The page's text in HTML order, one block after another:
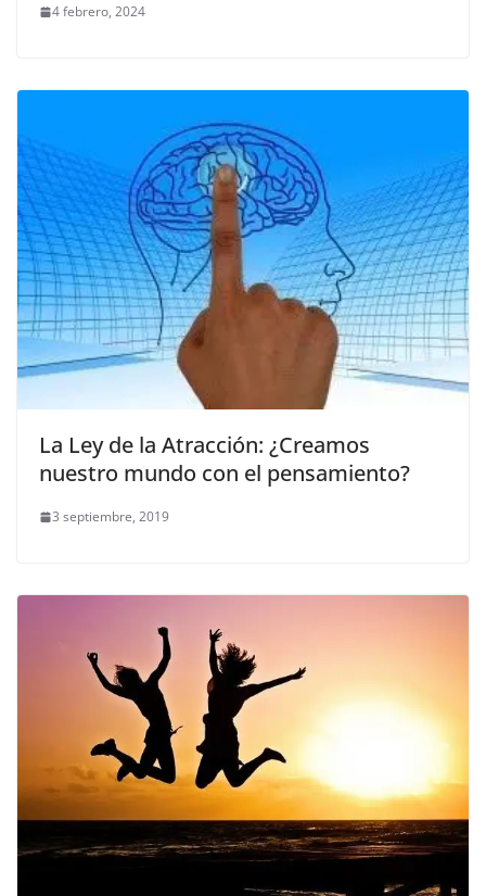
4 febrero, 2024
La Ley de la Atracción: ¿Creamos
nuestro mundo con el pensamiento?
3 septiembre, 2019